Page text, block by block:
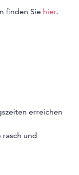
finden Sie hier.
erreichen
und